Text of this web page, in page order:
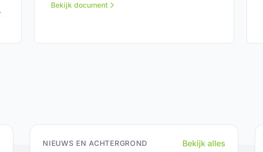
bodemenergiesystemen.
Bekijk document
NIEUWS EN ACHTERGROND Bekijk alles